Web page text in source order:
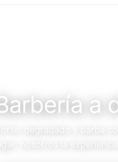
a
Corte, degradado y barba